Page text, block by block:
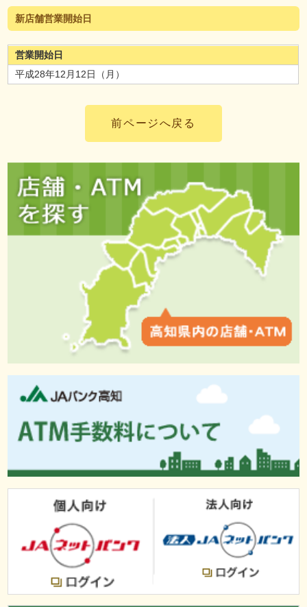
新店舗営業開始日
営業開始日
平成28年12月12日（月）
前ページへ戻る